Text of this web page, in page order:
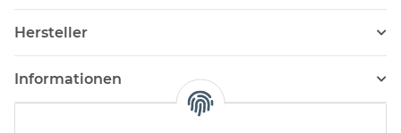
Hersteller
Informationen